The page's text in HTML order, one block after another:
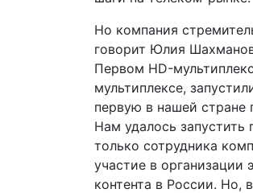
Но компания
говорит Юлия
Первом HD-
мультиплексе,
первую в нашей стране
Нам удалось запустить
только сотрудника
участие в организации
контента в России. Но,